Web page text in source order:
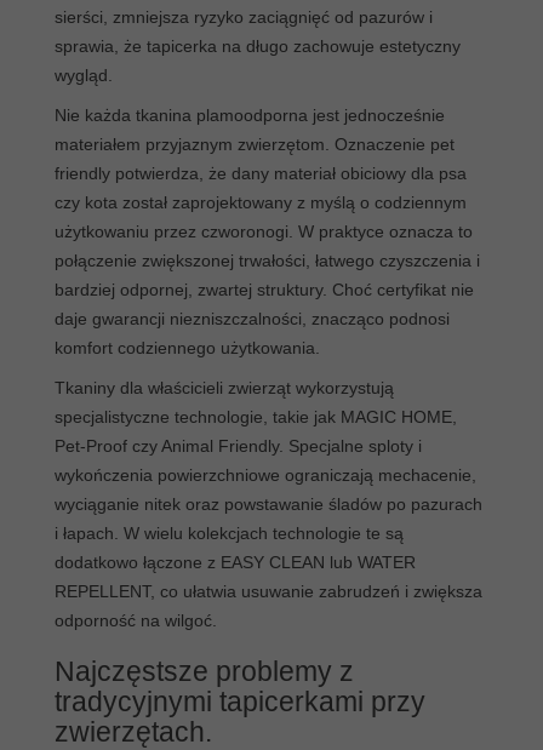
7. Wnioski
8. FAQs
sierści, zmniejsza ryzyko zaciągnięć od pazurów i
sprawia, że tapicerka na długo zachowuje estetyczny
wygląd.
Nie każda tkanina plamoodporna jest jednocześnie
materiałem przyjaznym zwierzętom. Oznaczenie pet
friendly potwierdza, że dany materiał obiciowy dla psa
czy kota został zaprojektowany z myślą o codziennym
użytkowaniu przez czworonogi. W praktyce oznacza to
połączenie zwiększonej trwałości, łatwego czyszczenia i
bardziej odpornej, zwartej struktury. Choć certyfikat nie
daje gwarancji niezniszczalności, znacząco podnosi
komfort codziennego użytkowania.
Tkaniny dla właścicieli zwierząt wykorzystują
specjalistyczne technologie, takie jak MAGIC HOME,
Pet-Proof czy Animal Friendly. Specjalne sploty i
wykończenia powierzchniowe ograniczają mechacenie,
wyciąganie nitek oraz powstawanie śladów po pazurach
i łapach. W wielu kolekcjach technologie te są
dodatkowo łączone z EASY CLEAN lub WATER
REPELLENT, co ułatwia usuwanie zabrudzeń i zwiększa
odporność na wilgoć.
Najczęstsze problemy z
tradycyjnymi tapicerkami przy
zwierzętach.